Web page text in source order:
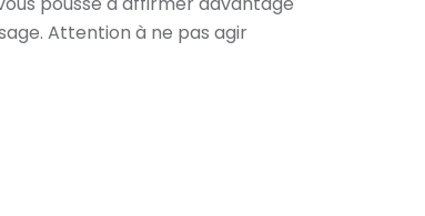
Attention à ne pas agir